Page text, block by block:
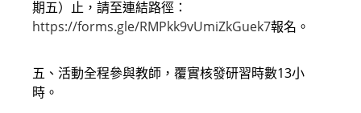
期五）止，請至連結路徑：
https://forms.gle/RMPkk9vUmiZkGuek7報名。
五、活動全程參與教師，覆實核發研習時數13小
時。